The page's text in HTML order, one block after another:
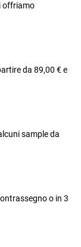
offriamo
da 89,00 € e
sample da
o in 3